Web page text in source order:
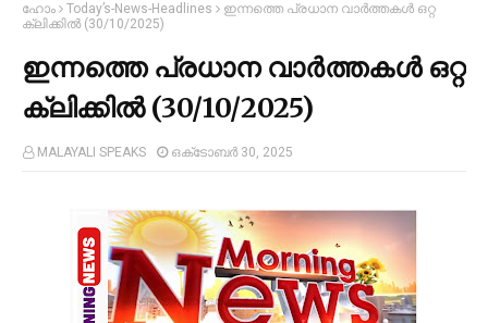
ഹോം Today’s-News-Headlines
ഇന്നത്തെ പ്രധാന വാർത്തകൾ ഒറ്റ
ക്ലിക്കിൽ (30/10/2025)
ഇന്നത്തെ പ്രധാന വാർത്തകൾ ഒറ്റ
ക്ലിക്കിൽ (30/10/2025)
MALAYALI SPEAKS ഒക്‌ടോബർ 30, 2025